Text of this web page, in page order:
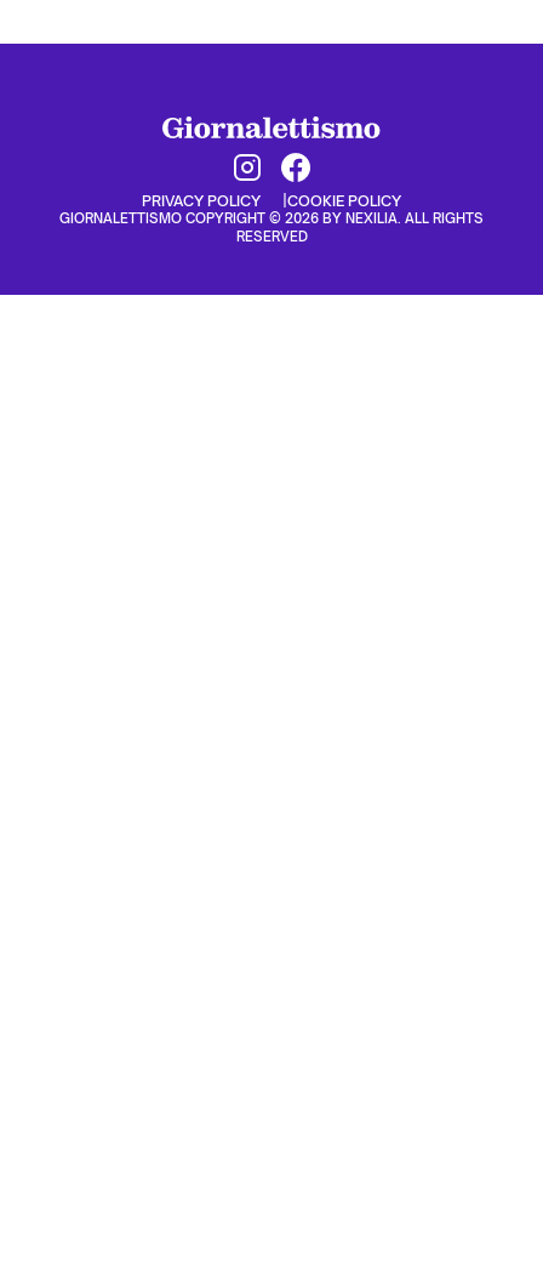
PRIVACY POLICY COOKIE POLICY
GIORNALETTISMO COPYRIGHT © 2026 BY NEXILIA. ALL RIGHTS
RESERVED